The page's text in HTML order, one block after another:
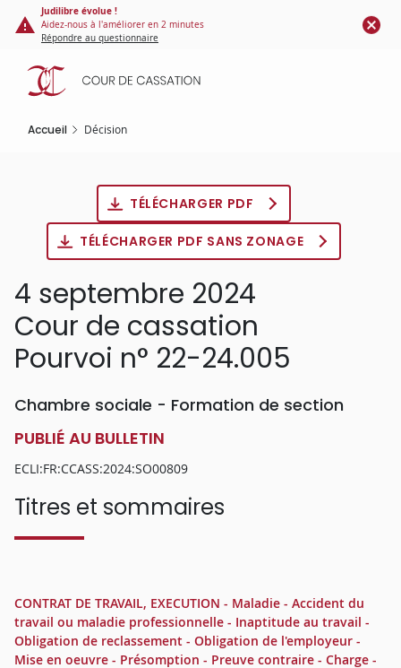
Panneau de gestion des cookies
contenu
principal
Judilibre évolue !
Aidez-nous à l'améliorer en 2 minutes
Répondre au questionnaire
Accueil Décision
TÉLÉCHARGER PDF
TÉLÉCHARGER PDF SANS ZONAGE
4 septembre 2024
Cour de cassation
Pourvoi n° 22-24.005
Chambre sociale - Formation de section
PUBLIÉ AU BULLETIN
ECLI:FR:CCASS:2024:SO00809
Titres et sommaires
CONTRAT DE TRAVAIL, EXECUTION - Maladie - Accident du
travail ou maladie professionnelle - Inaptitude au travail -
Obligation de reclassement - Obligation de l'employeur -
Mise en oeuvre - Présomption - Preuve contraire - Charge -